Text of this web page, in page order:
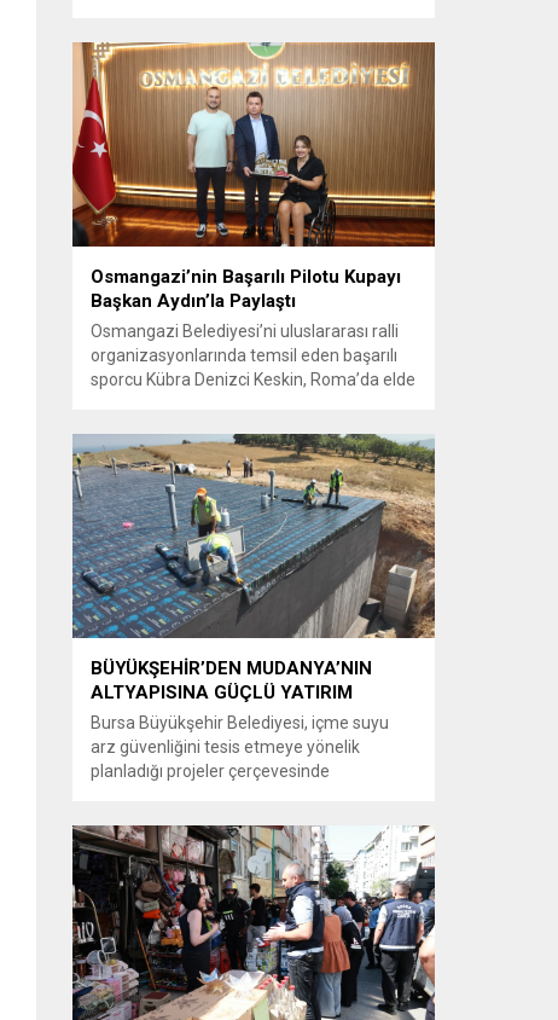
birliği imkanları ve bölgesel istikrar konuları
detaylı şekilde ele alındı. Taraflar, komşu
ülkelerle ilişkilerin güçlendirilmesinin
gerekliliği üzerinde mutabık kaldı; ayrıca
Suriye-Lübnan ilişkilerine...
Osmangazi’nin Başarılı Pilotu Kupayı
Başkan Aydın’la Paylaştı
Osmangazi Belediyesi’ni uluslararası ralli
organizasyonlarında temsil eden başarılı
sporcu Kübra Denizci Keskin, Roma’da elde
birinci olduğu Czech Barum Rally Zlín için
hazırlanan Denizci Keskin, 14-16 Ağustos
tarihlerinde başarısını tekrarlamak için
piste çıkacak. Dünyanın tek engelli kadın
ralli pilotu...
BÜYÜKŞEHİR’DEN MUDANYA’NIN
ALTYAPISINA GÜÇLÜ YATIRIM
Bursa Büyükşehir Belediyesi, içme suyu
arz güvenliğini tesis etmeye yönelik
planladığı projeler çerçevesinde
gerçekleşmeye ulaştırdı. Büyükşehir
Belediyesi BUSKİ Genel Müdürlüğü
tarafından Mudanya Söğütpınar
Mahallesi’nde yapımı sürdürülen 2.500
metreküplük rezerv içme suyu deposu,
bölgedeki 10 mahalleye kesintisiz ve
sağlıklı içme suyu...